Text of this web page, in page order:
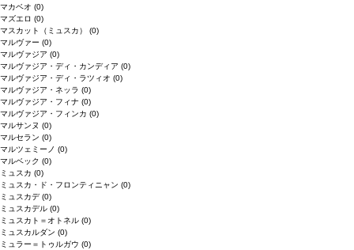
マカベオ (0)
マズエロ (0)
マスカット（ミュスカ） (0)
マルヴァー (0)
マルヴァジア (0)
マルヴァジア・ディ・カンディア (0)
マルヴァジア・ディ・ラツィオ (0)
マルヴァジア・ネッラ (0)
マルヴァジア・フィナ (0)
マルヴァジア・フィンカ (0)
マルサンヌ (0)
マルセラン (0)
マルツェミーノ (0)
マルベック (0)
ミュスカ (0)
ミュスカ・ド・フロンティニャン (0)
ミュスカデ(0)
ミュスカデル (0)
ミュスカト＝オトネル (0)
ミュスカルダン (0)
ミュラー＝トゥルガウ (0)